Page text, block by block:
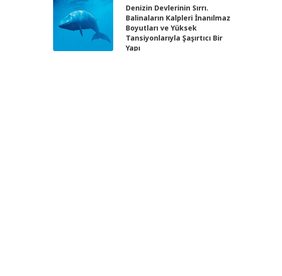
Denizin Devlerinin Sırrı.
Balinaların Kalpleri İnanılmaz
Boyutları ve Yüksek
Tansiyonlarıyla Şaşırtıcı Bir
Yapı